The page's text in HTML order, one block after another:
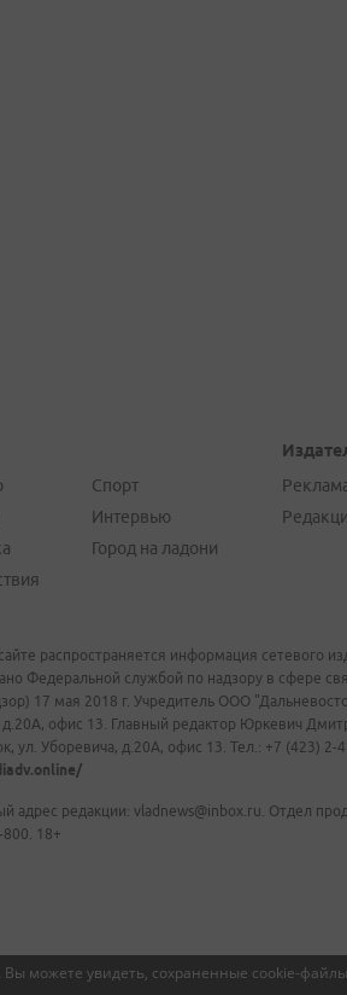
можете увидеть, сохраненные cookie-
Спорт
Интервью
Город на ладони
распространяется информация сетевого
Федеральной службой по надзору в сфере
17 мая 2018 г. Учредитель ООО
д.20А, офис 13. Главный редактор Юркевич
ул. Уборевича, д.20А, офис 13. Тел.: +7 (423) 2-
адрес редакции: vladnews@inbox.ru. Отдел
18+